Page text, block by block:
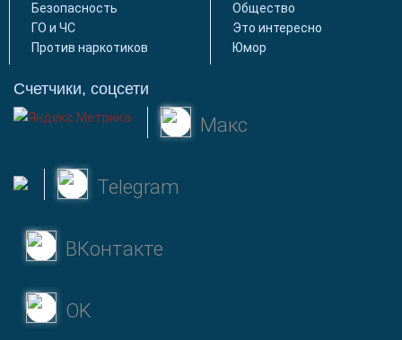
Безопасность
ГО и ЧС
Против наркотиков
Общество
Это интересно
Юмор
Счетчики, соцсети
Макс
Telegram
ВКонтакте
OK